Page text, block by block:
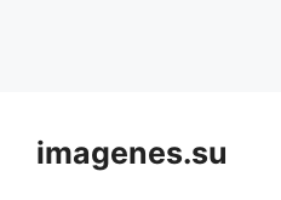
contentimagenes.su